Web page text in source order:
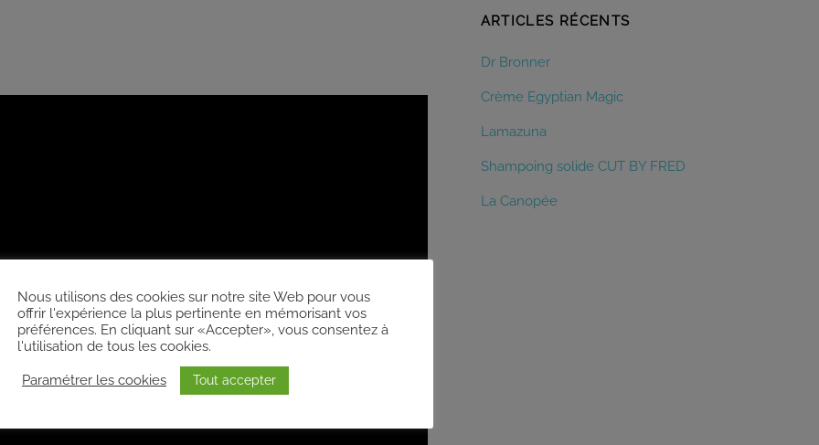
ARTICLES RÉCENTS
Dr Bronner
Crème Egyptian Magic
Lamazuna
Shampoing solide CUT BY FRED
La Canopée
Nous utilisons des cookies sur notre site Web pour vous
offrir l'expérience la plus pertinente en mémorisant vos
préférences. En cliquant sur «Accepter», vous consentez à
l'utilisation de tous les cookies.
Paramétrer les cookies Tout accepter